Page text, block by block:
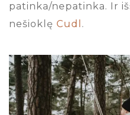
patinka/nepatinka. Ir
nešioklę Cudl .